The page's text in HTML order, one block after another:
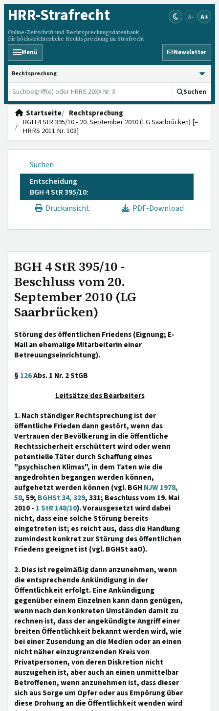
HRR-Strafrecht
Online-Zeitschrift und Rechtsprechungsdatenbank
für höchstrichterliche Rechtsprechung im Strafrecht
A- A+
Menü Newsletter
HRRS durchsuchen
Suchen
Startseite
Rechtsprechung
BGH 4 StR 395/10 - 20. September 2010 (LG Saarbrücken) [=
HRRS 2011 Nr. 103]
Suchen
Entscheidung
BGH 4 StR 395/10:
Druckansicht
PDF-Download
BGH 4 StR 395/10 -
Beschluss vom 20.
September 2010 (LG
Saarbrücken)
Störung des öffentlichen Friedens (Eignung; E-
Mail an ehemalige Mitarbeiterin einer
Betreuungseinrichtung).
§126Abs. 1 Nr. 2 StGB
Leitsätze des Bearbeiters
1. Nach ständiger Rechtsprechung ist der
öffentliche Frieden dann gestört, wenn das
Vertrauen der Bevölkerung in die öffentliche
Rechtssicherheit erschüttert wird oder wenn
potentielle Täter durch Schaffung eines
"psychischen Klimas", in dem Taten wie die
angedrohten begangen werden können,
aufgehetzt werden können (vgl. BGH NJW 1978,
58, 59; BGHSt 34, 329, 331; Beschluss vom 19. Mai
2010 - 1 StR 148/10). Vorausgesetzt wird dabei
nicht, dass eine solche Störung bereits
eingetreten ist; es reicht aus, dass die Handlung
zumindest konkret zur Störung des öffentlichen
Friedens geeignet ist (vgl. BGHSt aaO).
2. Dies ist regelmäßig dann anzunehmen, wenn
die entsprechende Ankündigung in der
Öffentlichkeit erfolgt. Eine Ankündigung
gegenüber einem Einzelnen kann dann genügen,
wenn nach den konkreten Umständen damit zu
rechnen ist, dass der angekündigte Angriff einer
breiten Öffentlichkeit bekannt werden wird, wie
bei einer Zusendung an die Medien oder an einen
nicht näher einzugrenzenden Kreis von
Privatpersonen, von deren Diskretion nicht
auszugehen ist, aber auch an einen unmittelbar
Betroffenen, wenn anzunehmen ist, dass dieser
sich aus Sorge um Opfer oder aus Empörung über
diese Drohung an die Öffentlichkeit wenden wird